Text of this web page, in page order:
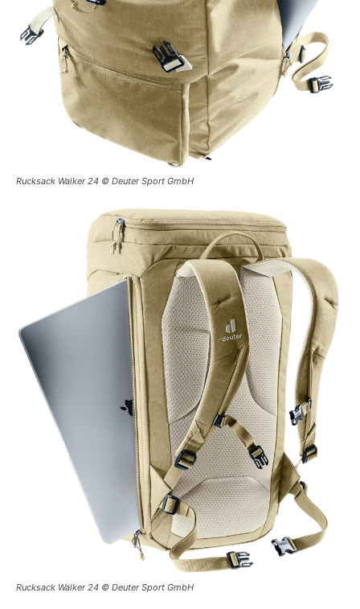
Rucksack Walker 24 © Deuter Sport GmbH
Rucksack Walker 24 © Deuter Sport GmbH